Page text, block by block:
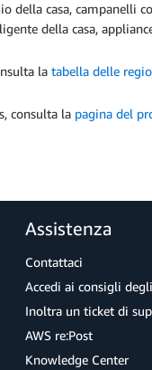
della casa, campanelli
della casa,
la tabella delle
consulta la pagina del
Assistenza
Contattaci
Accedi ai consigli
Inoltra un ticket di
AWS re:Post
Knowledge Center